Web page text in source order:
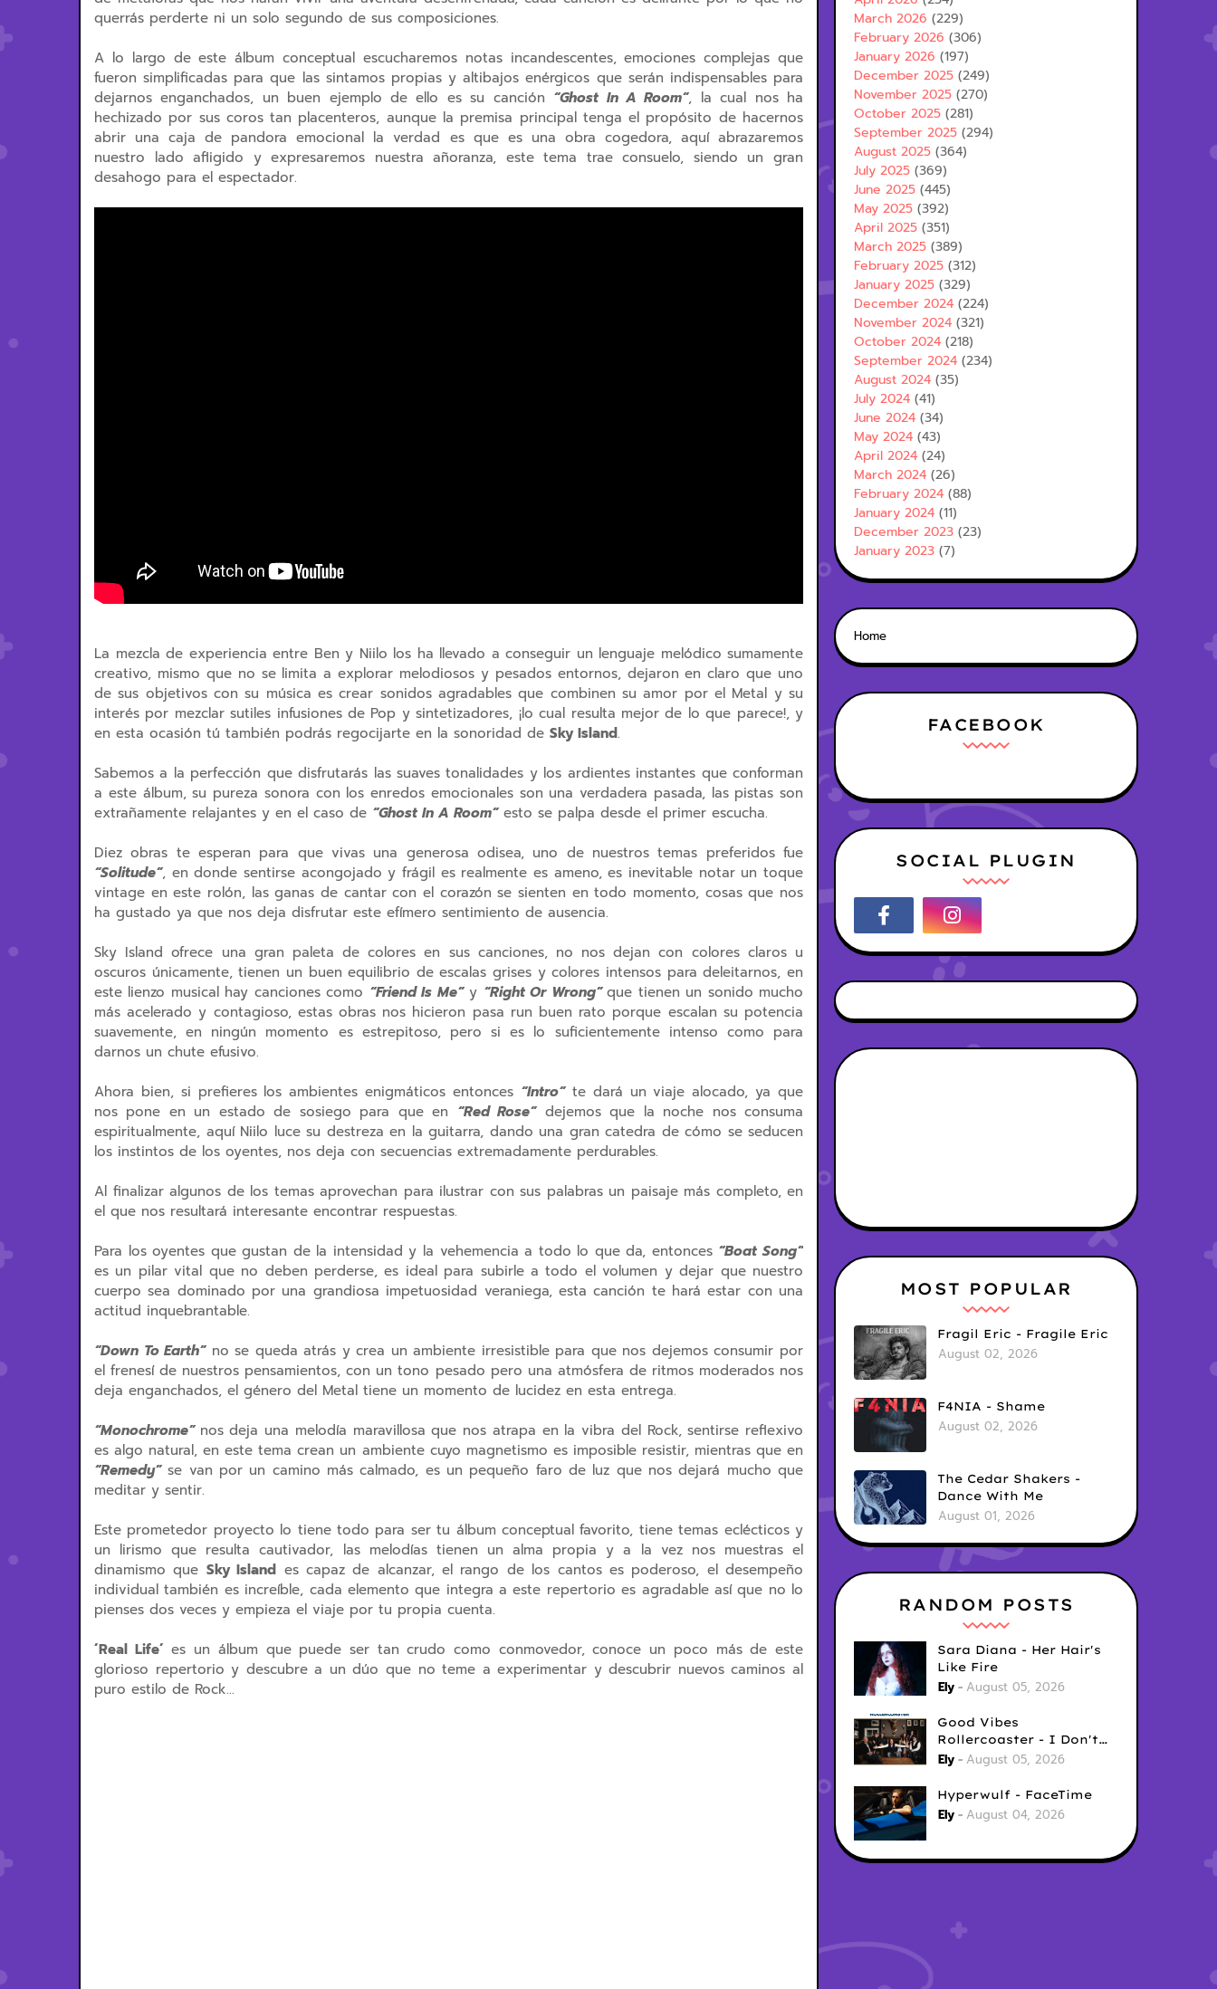
querrás perderte ni un solo segundo de sus composiciones.
A lo largo de este álbum conceptual escucharemos notas incandescentes, emociones complejas que
fueron simplificadas para que las sintamos propias y altibajos enérgicos que serán indispensables para
dejarnos enganchados, un buen ejemplo de ello es su canción “Ghost In A Room”, la cual nos ha
hechizado por sus coros tan placenteros, aunque la premisa principal tenga el propósito de hacernos
abrir una caja de pandora emocional la verdad es que es una obra cogedora, aquí abrazaremos
nuestro lado afligido y expresaremos nuestra añoranza, este tema trae consuelo, siendo un gran
desahogo para el espectador.
La mezcla de experiencia entre Ben y Niilo los ha llevado a conseguir un lenguaje melódico sumamente
creativo, mismo que no se limita a explorar melodiosos y pesados entornos, dejaron en claro que uno
de sus objetivos con su música es crear sonidos agradables que combinen su amor por el Metal y su
interés por mezclar sutiles infusiones de Pop y sintetizadores, ¡lo cual resulta mejor de lo que parece!, y
en esta ocasión tú también podrás regocijarte en la sonoridad de Sky Island.
Sabemos a la perfección que disfrutarás las suaves tonalidades y los ardientes instantes que conforman
a este álbum, su pureza sonora con los enredos emocionales son una verdadera pasada, las pistas son
extrañamente relajantes y en el caso de “Ghost In A Room”esto se palpa desde el primer escucha.
Diez obras te esperan para que vivas una generosa odisea, uno de nuestros temas preferidos fue
“Solitude”, en donde sentirse acongojado y frágil es realmente es ameno, es inevitable notar un toque
vintage en este rolón, las ganas de cantar con el corazón se sienten en todo momento, cosas que nos
ha gustado ya que nos deja disfrutar este efímero sentimiento de ausencia.
Sky Island ofrece una gran paleta de colores en sus canciones, no nos dejan con colores claros u
oscuros únicamente, tienen un buen equilibrio de escalas grises y colores intensos para deleitarnos, en
este lienzo musical hay canciones como “Friend Is Me”y “Right Or Wrong”que tienen un sonido mucho
más acelerado y contagioso, estas obras nos hicieron pasa run buen rato porque escalan su potencia
suavemente, en ningún momento es estrepitoso, pero si es lo suficientemente intenso como para
darnos un chute efusivo.
Ahora bien, si prefieres los ambientes enigmáticos entonces “Intro”te dará un viaje alocado, ya que
nos pone en un estado de sosiego para que en “Red Rose”dejemos que la noche nos consuma
espiritualmente, aquí Niilo luce su destreza en la guitarra, dando una gran catedra de cómo se seducen
los instintos de los oyentes, nos deja con secuencias extremadamente perdurables.
Al finalizar algunos de los temas aprovechan para ilustrar con sus palabras un paisaje más completo, en
el que nos resultará interesante encontrar respuestas.
Para los oyentes que gustan de la intensidad y la vehemencia a todo lo que da, entonces “Boat Song”
es un pilar vital que no deben perderse, es ideal para subirle a todo el volumen y dejar que nuestro
cuerpo sea dominado por una grandiosa impetuosidad veraniega, esta canción te hará estar con una
actitud inquebrantable.
“Down To Earth”no se queda atrás y crea un ambiente irresistible para que nos dejemos consumir por
el frenesí de nuestros pensamientos, con un tono pesado pero una atmósfera de ritmos moderados nos
deja enganchados, el género del Metal tiene un momento de lucidez en esta entrega.
“Monochrome” nos deja una melodía maravillosa que nos atrapa en la vibra del Rock, sentirse reflexivo
es algo natural, en este tema crean un ambiente cuyo magnetismo es imposible resistir, mientras que en
“Remedy”se van por un camino más calmado, es un pequeño faro de luz que nos dejará mucho que
meditar y sentir.
Este prometedor proyecto lo tiene todo para ser tu álbum conceptual favorito, tiene temas eclécticos y
un lirismo que resulta cautivador, las melodías tienen un alma propia y a la vez nos muestras el
dinamismo que Sky Island es capaz de alcanzar, el rango de los cantos es poderoso, el desempeño
individual también es increíble, cada elemento que integra a este repertorio es agradable así que no lo
pienses dos veces y empieza el viaje por tu propia cuenta.
´Real Life´ es un álbum que puede ser tan crudo como conmovedor, conoce un poco más de este
glorioso repertorio y descubre a un dúo que no teme a experimentar y descubrir nuevos caminos al
puro estilo de Rock...
March 2026 (229)
February 2026 (306)
January 2026 (197)
December 2025 (249)
November 2025 (270)
October 2025 (281)
September 2025 (294)
August 2025 (364)
July 2025 (369)
June 2025 (445)
May 2025 (392)
April 2025 (351)
March 2025 (389)
February 2025 (312)
January 2025 (329)
December 2024 (224)
November 2024 (321)
October 2024 (218)
September 2024 (234)
August 2024 (35)
July 2024 (41)
June 2024 (34)
May 2024 (43)
April 2024 (24)
March 2024 (26)
February 2024 (88)
January 2024 (11)
December 2023 (23)
January 2023 (7)
Home
FACEBOOK
SOCIAL PLUGIN
MOST POPULAR
Fragil Eric - Fragile Eric
August 02, 2026
F4NIA - Shame
August 02, 2026
The Cedar Shakers -
Dance With Me
August 01, 2026
RANDOM POSTS
Sara Diana - Her Hair's
Like Fire
Ely August 05, 2026
Good Vibes
Rollercoaster - I Don't
Care
Ely August 05, 2026
Hyperwulf - FaceTime
Ely August 04, 2026